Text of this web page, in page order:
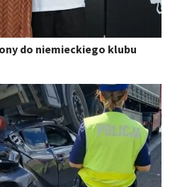
do niemieckiego klubu